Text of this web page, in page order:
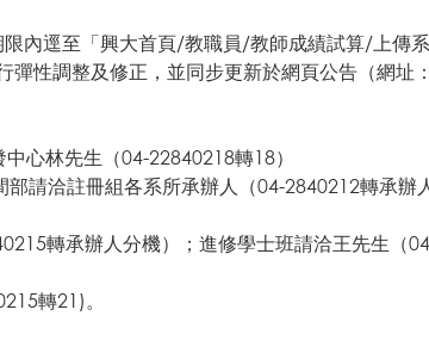
內逕至「興大首頁/教職員/教師成績試算/上傳系
性調整及修正，並同步更新於網頁公告（網址：
心林先生（04-22840218轉18）
請洽註冊組各系所承辦人（04-2840212轉承辦
轉承辦人分機）；進修學士班請洽王先生（
轉21)。